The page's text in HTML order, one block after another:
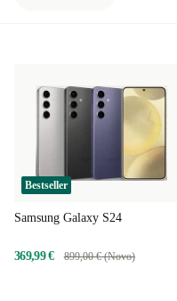
Bestseller
Samsung Galaxy S24
369,99 € 899,00 € (Novo)